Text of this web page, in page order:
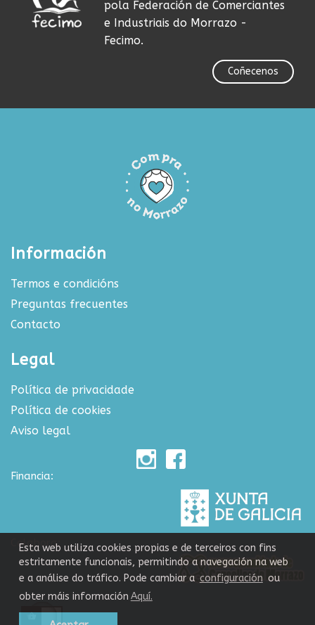
pola Federación de Comerciantes
e Industriais do Morrazo -
Fecimo.
Coñecenos
Información
Termos e condicións
Preguntas frecuentes
Contacto
Legal
Política de privacidade
Política de cookies
Aviso legal
Financia:
Colabora:
Esta web utiliza cookies propias e de terceiros con fins
estritamente funcionais, permitindo a navegación na web
e a análise do tráfico. Pode cambiar a configuración ou
obter máis información Aquí.